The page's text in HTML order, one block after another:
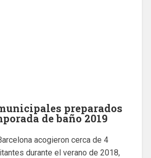
preparados
de baño 2019
acogieron cerca de 4
durante el verano de 2018,